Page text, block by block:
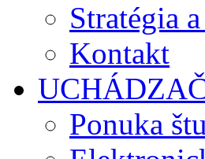
Stratégia
Kontakt
Ponuka